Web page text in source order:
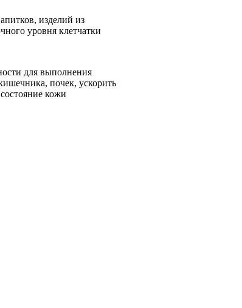
изделий из
уровня клетчатки
для выполнения
почек, ускорить
кожи